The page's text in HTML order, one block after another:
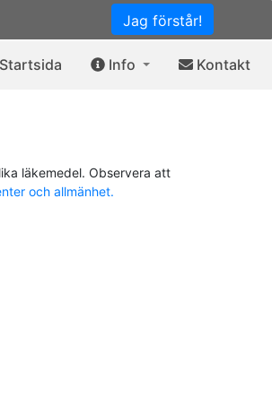
Jag förstår!
Startsida Info Kontakt
läkemedel. Observera att
och allmänhet.